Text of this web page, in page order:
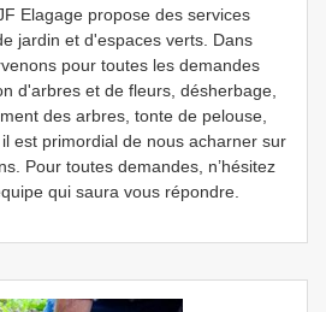
Elagage propose des services
jardin et d'espaces verts. Dans
pour toutes les demandes
d'arbres et de fleurs, désherbage,
des arbres, tonte de pelouse,
est primordial de nous acharner sur
Pour toutes demandes, n’hésitez
qui saura vous répondre.